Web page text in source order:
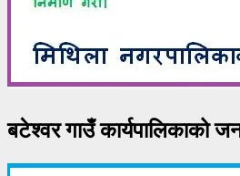
बटेश्वर गाउँ